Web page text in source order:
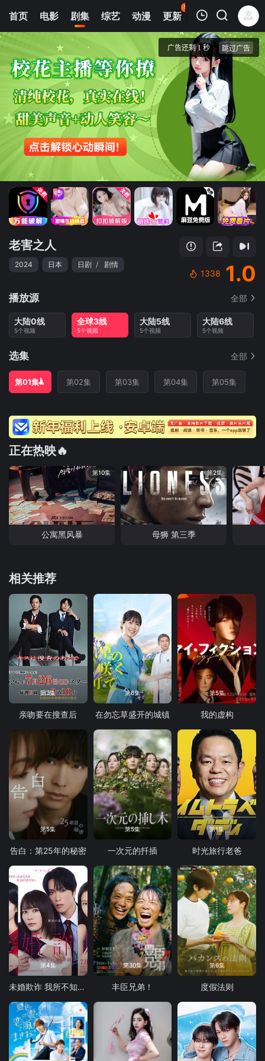
首页 电影 剧集 综艺 动漫 更新
95
热榜 APP
我的观影记录
第01集
老害之人
清空
老害之人
2024 日本 日剧 / 剧情
1338 1.0
播放源 全部
大陆0线
5个视频
全球3线
5个视频
大陆5线
5个视频
大陆6线
5个视频
选集 全部
第01集 第02集 第03集 第04集 第05集
正在热映🔥
第10集
公寓黑风暴
第2集
母狮 第三季
相关推荐
第3集
亲吻要在搜查后
第6集
在勿忘草盛开的城镇
第5集
我的虚构
第5集
告白：第25年的秘密
第5集
一次元的扦插
第1集
时光旅行老爸
第4集
未婚欺诈 我所不知他的真面目
第30集
丰臣兄弟！
第6集
度假法则